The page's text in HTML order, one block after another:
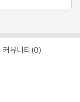
커뮤니티(0)